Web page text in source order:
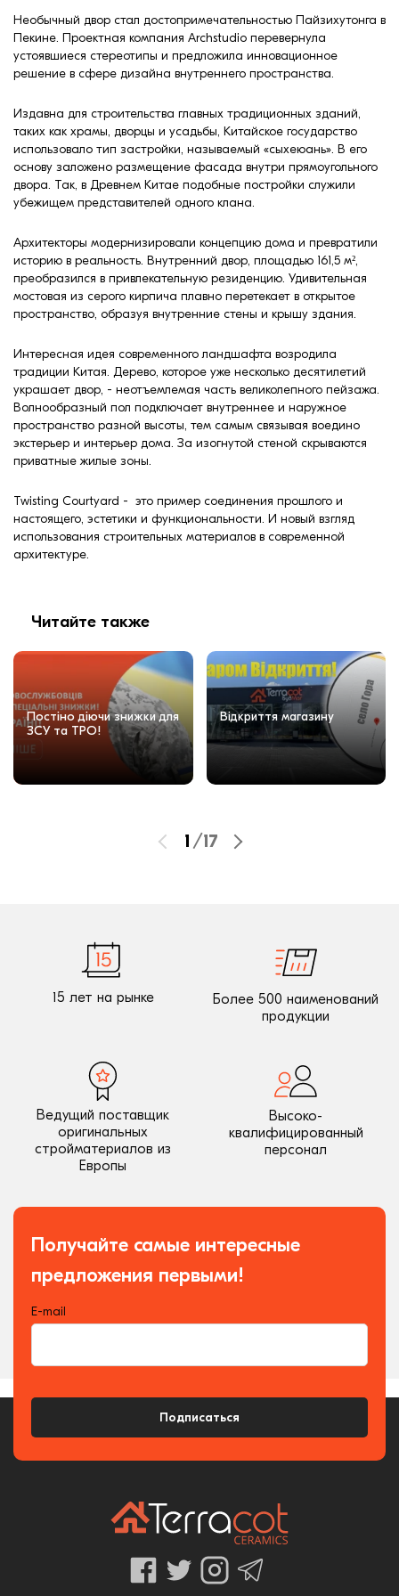
Клинкерная плитка
Ступени, крыльцо
смеси
Необычный двор стал достопримечательностью Пайзихутонга в
Пекине. Проектная компания Archstudio перевернула
устоявшиеся стереотипы и предложила инновационное
решение в сфере дизайна внутреннего пространства.
Издавна для строительства главных традиционных зданий,
таких как храмы, дворцы и усадьбы, Китайское государство
использовало тип застройки, называемый «сыхеюань». В его
основу заложено размещение фасада внутри прямоугольного
двора. Так, в Древнем Китае подобные постройки служили
убежищем представителей одного клана.
Архитекторы модернизировали концепцию дома и превратили
историю в реальность. Внутренний двор, площадью 161,5 м²,
преобразился в привлекательную резиденцию. Удивительная
мостовая из серого кирпича плавно перетекает в открытое
пространство, образуя внутренние стены и крышу здания.
Интересная идея современного ландшафта возродила
традиции Китая. Дерево, которое уже несколько десятилетий
украшает двор, - неотъемлемая часть великолепного пейзажа.
Волнообразный пол подключает внутреннее и наружное
пространство разной высоты, тем самым связывая воедино
экстерьер и интерьер дома. За изогнутой стеной скрываются
приватные жилые зоны.
Twisting Courtyard - это пример соединения прошлого и
настоящего, эстетики и функциональности. И новый взгляд
использования строительных материалов в современной
архитектуре.
Читайте также
Постіно діючи знижки для
ЗСУ та ТРО!
Відкриття магазину
1 /17
15 лет на рынке
Более 500 наименований
продукции
Ведущий поставщик
оригинальных
стройматериалов из
Европы
Высоко-
квалифицированный
персонал
Получайте самые интересные
предложения первыми!
E-mail
Подписаться